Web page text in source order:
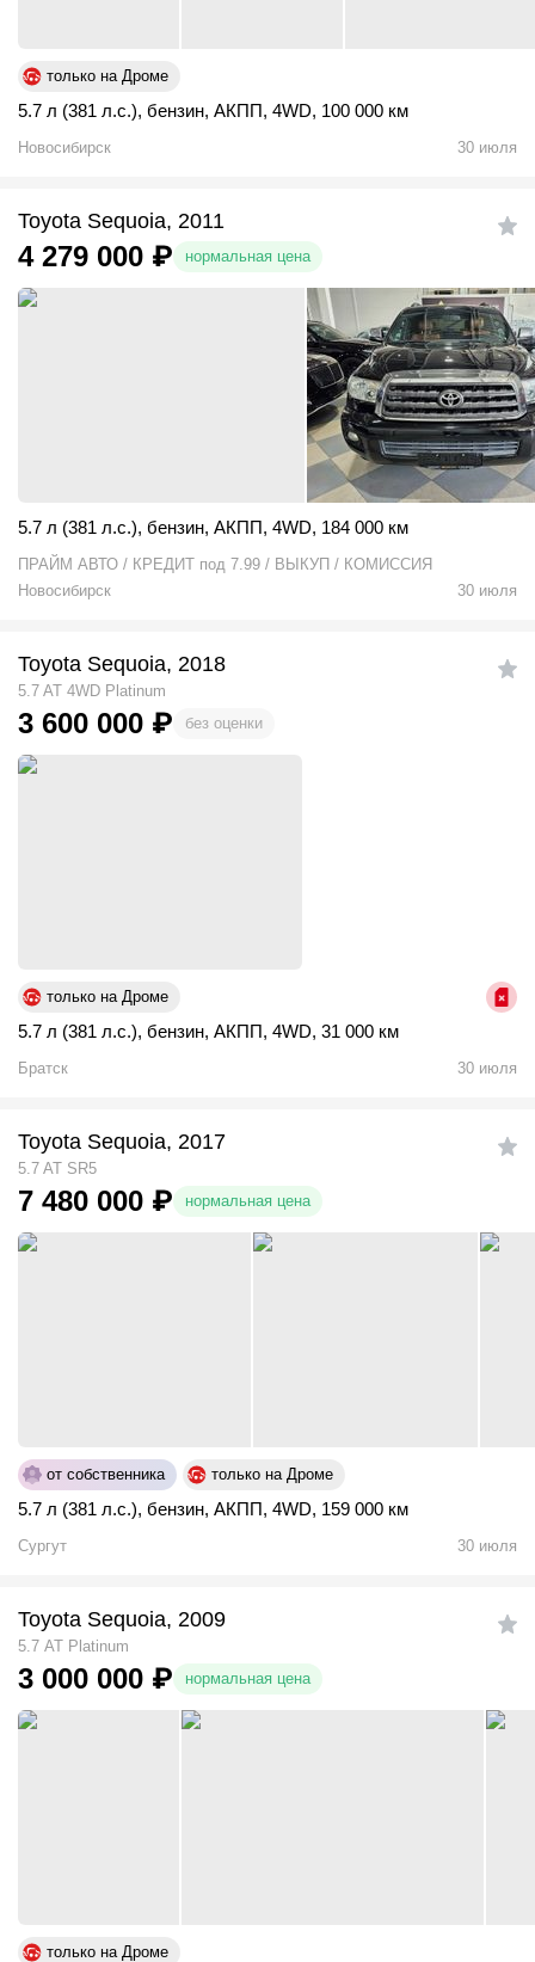
только на Дроме
5.7 л (381 л.с.), бензин, АКПП, 4WD, 100 000 км
Новосибирск 30 июля
Toyota Sequoia, 2011
4 279 000 ₽ нормальная цена
5.7 л (381 л.с.), бензин, АКПП, 4WD, 184 000 км
ПРАЙМ АВТО / КРЕДИТ под 7.99 / ВЫКУП / КОМИССИЯ
Новосибирск
30 июля
Toyota Sequoia, 2018
5.7 AT 4WD Platinum
3 600 000 ₽ без оценки
только на Дроме
5.7 л (381 л.с.), бензин, АКПП, 4WD, 31 000 км
Братск 30 июля
Toyota Sequoia, 2017
5.7 AT SR5
7 480 000 ₽ нормальная цена
от собственника только на Дроме
5.7 л (381 л.с.), бензин, АКПП, 4WD, 159 000 км
Сургут 30 июля
Toyota Sequoia, 2009
5.7 АТ Platinum
3 000 000 ₽ нормальная цена
только на Дроме